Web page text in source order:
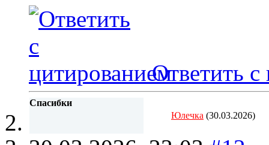
Ответить с
Спасибки
Юлечка (30.03.2026)